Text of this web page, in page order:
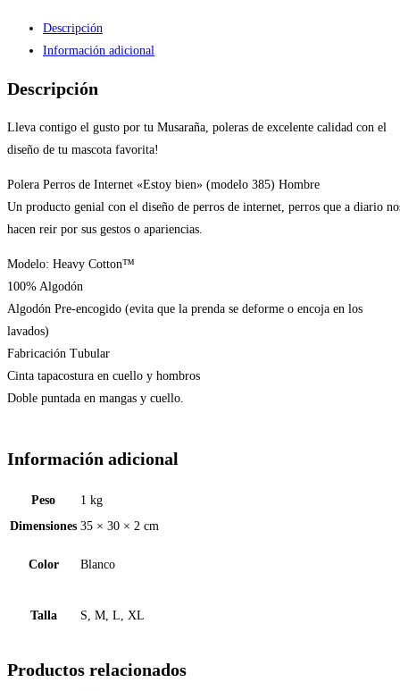
Descripción
Información adicional
Descripción
Lleva contigo el gusto por tu Musaraña, poleras de excelente calidad con el
diseño de tu mascota favorita!
Polera Perros de Internet «Estoy bien» (modelo 385) Hombre
Un producto genial con el diseño de perros de internet, perros que a diario
hacen reir por sus gestos o apariencias.
Modelo: Heavy Cotton™
100% Algodón
Algodón Pre-encogido (evita que la prenda se deforme o encoja en los
lavados)
Fabricación Tubular
Cinta tapacostura en cuello y hombros
Doble puntada en mangas y cuello.
Información adicional
Peso
1 kg
Dimensiones 35 × 30 × 2 cm
Color Blanco
Talla S, M, L, XL
Productos relacionados